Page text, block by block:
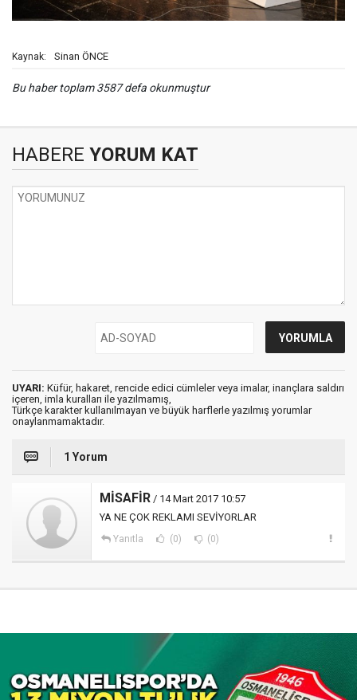
Kaynak: Sinan ÖNCE
Bu haber toplam 3587 defa okunmuştur
HABERE YORUM KAT
UYARI: Küfür, hakaret, rencide edici cümleler veya imalar, inançlara saldırı
içeren, imla kuralları ile yazılmamış,
Türkçe karakter kullanılmayan ve büyük harflerle yazılmış yorumlar
onaylanmamaktadır.
1 Yorum
MİSAFİR / 14 Mart 2017 10:57
YA NE ÇOK REKLAMI SEVİYORLAR
Yanıtla (0) (0)